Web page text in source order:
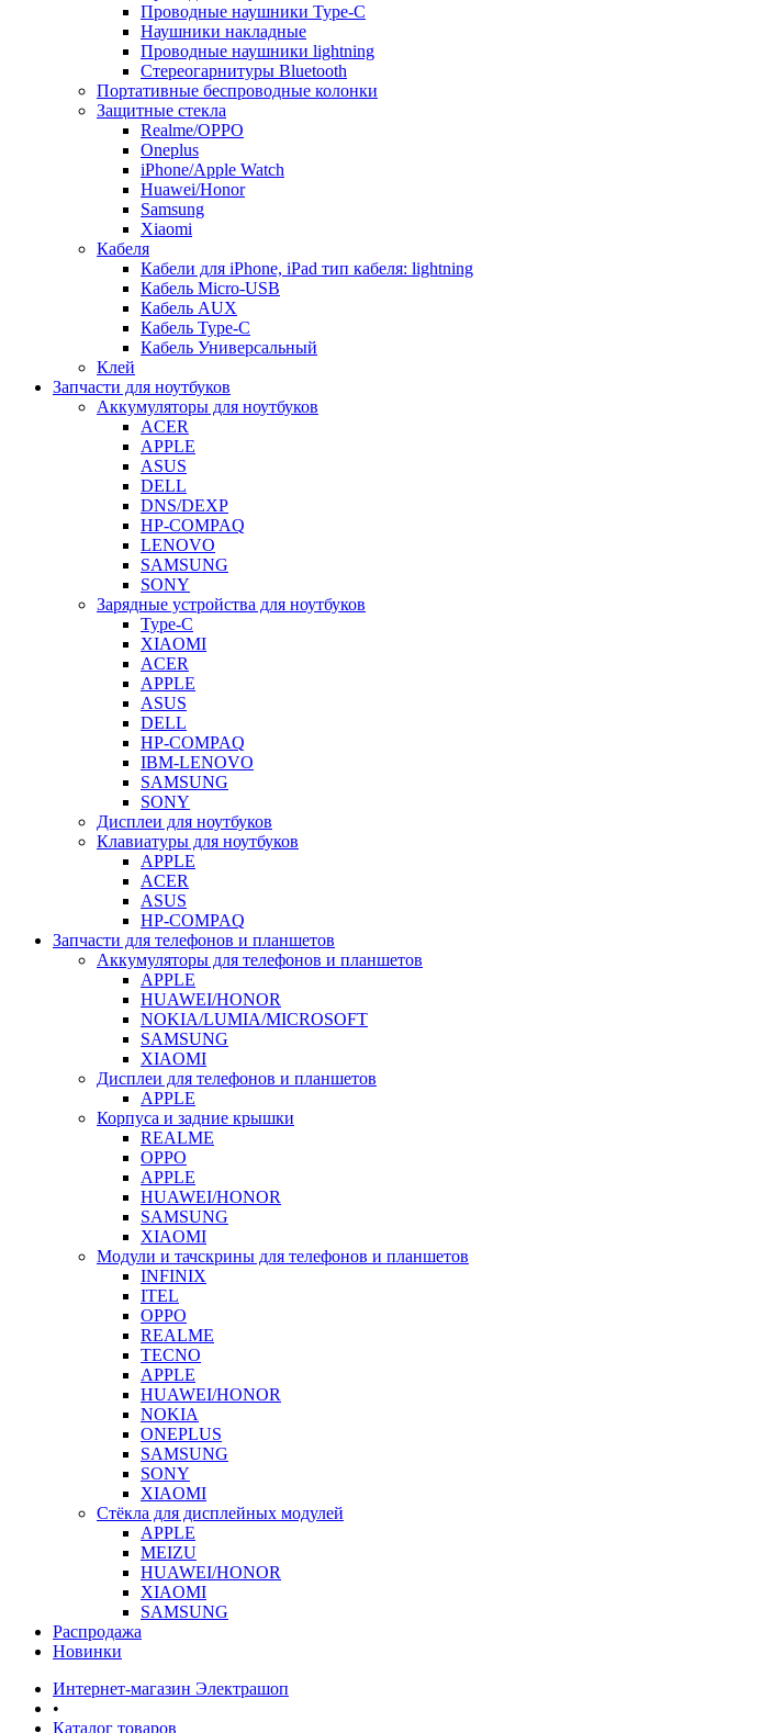
Проводные наушники Type-C
Наушники накладные
Проводные наушники lightning
Стереогарнитуры Bluetooth
Портативные беспроводные колонки
Защитные стекла
Realme/OPPO
Oneplus
iPhone/Apple Watch
Huawei/Honor
Samsung
Xiaomi
Кабеля
Кабели для iPhone, iPad тип кабеля: lightning
Кабель Micro-USB
Кабель AUX
Кабель Type-C
Кабель Универсальный
Клей
Запчасти для ноутбуков
Аккумуляторы для ноутбуков
ACER
APPLE
ASUS
DELL
DNS/DEXP
HP-COMPAQ
LENOVO
SAMSUNG
SONY
Зарядные устройства для ноутбуков
Type-C
XIAOMI
ACER
APPLE
ASUS
DELL
HP-COMPAQ
IBM-LENOVO
SAMSUNG
SONY
Дисплеи для ноутбуков
Клавиатуры для ноутбуков
APPLE
ACER
ASUS
HP-COMPAQ
Запчасти для телефонов и планшетов
Аккумуляторы для телефонов и планшетов
APPLE
HUAWEI/HONOR
NOKIA/LUMIA/MICROSOFT
SAMSUNG
XIAOMI
Дисплеи для телефонов и планшетов
APPLE
Корпуса и задние крышки
REALME
OPPO
APPLE
HUAWEI/HONOR
SAMSUNG
XIAOMI
Модули и тачскрины для телефонов и планшетов
INFINIX
ITEL
OPPO
REALME
TECNO
APPLE
HUAWEI/HONOR
NOKIA
ONEPLUS
SAMSUNG
SONY
XIAOMI
Стёкла для дисплейных модулей
APPLE
MEIZU
HUAWEI/HONOR
XIAOMI
SAMSUNG
Распродажа
Новинки
Интернет-магазин Электрашоп
•
Каталог товаров